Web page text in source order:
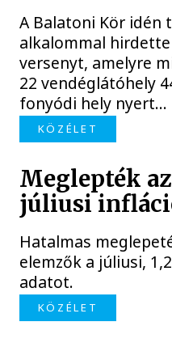
A Balatoni Kör idén
alkalommal
versenyt, amelyre
22 vendéglátóhely
fonyódi hely nyert...
KÖZÉLET
Meglepték
júliusi
Hatalmas
elemzők a júliusi,
adatot.
KÖZÉLET